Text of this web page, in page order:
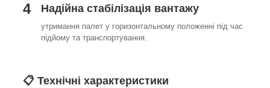
4 Надійна стабілізація вантажу
утримання палет у горизонтальному положенні під час
підйому та транспортування.
📋 Технічні характеристики